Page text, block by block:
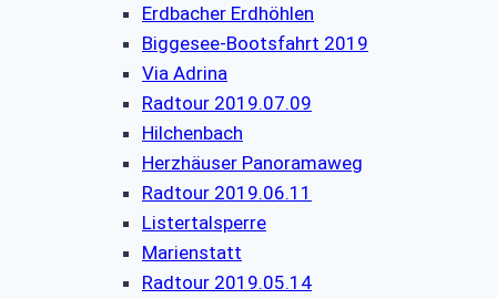
Erdbacher Erdhöhlen
Biggesee-Bootsfahrt 2019
Via Adrina
Radtour 2019.07.09
Hilchenbach
Herzhäuser Panoramaweg
Radtour 2019.06.11
Listertalsperre
Marienstatt
Radtour 2019.05.14